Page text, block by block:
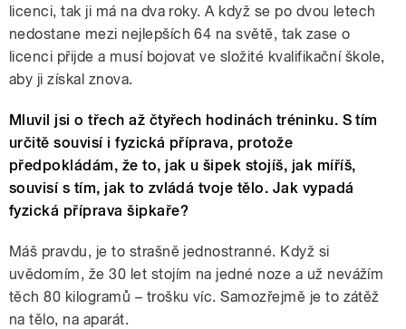
licenci, tak ji má na dva roky. A když se po dvou letech
nedostane mezi nejlepších 64 na světě, tak zase o
licenci přijde a musí bojovat ve složité kvalifikační škole,
aby ji získal znova.
Mluvil jsi o třech až čtyřech hodinách tréninku. S tím
určitě souvisí i fyzická příprava, protože
předpokládám, že to, jak u šipek stojíš, jak míříš,
souvisí s tím, jak to zvládá tvoje tělo. Jak vypadá
fyzická příprava šipkaře?
Máš pravdu, je to strašně jednostranné. Když si
uvědomím, že 30 let stojím na jedné noze a už nevážím
těch 80 kilogramů – trošku víc. Samozřejmě je to zátěž
na tělo, na aparát.